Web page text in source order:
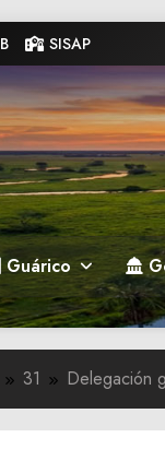
SISAP
de
Guárico
31 ‎Delegación